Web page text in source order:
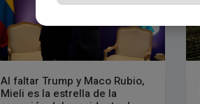
Al faltar Trump y Maco Rubio,
Mieli es la estrella de la